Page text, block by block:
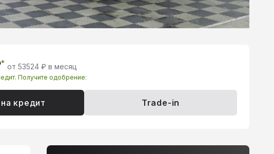
* от 53524 ₽ в месяц
Получите одобрение:
кредит Trade-in